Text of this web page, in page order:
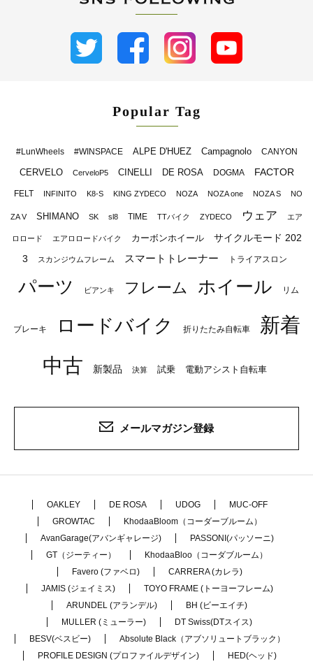
Popular Tag
#LunWheels #WINSPACE ALPE D'HUEZ Campagnolo CANYON
CERVELO CerveloP5 CINELLI DE ROSA DOGMA FACTOR
FELT INFINITO K8-S KING ZYDECO NOZA NOZA one NOZA S NO
ZA V SHIMANO SK sl8 TIME TTバイク ZYDECO ウェア エア
ロロード エアロロードバイク カーボンホイール
サイクルモード 202
3
スカンジウムフレーム スマートトレーナー トライアスロン
パーツ ビアンキ フレーム ホイール リム
ブレーキ ロードバイク 折りたたみ自転車
新着
中古
新製品 決算 試乗 電動アシスト自転車
メールマガジン登録
OAKLEY DE ROSA UDOG
MUC-OFF
GROWTAC
KhodaaBloom（コーダーブルーム）
AvanGarage(アバンギャレージ)
PASSONI(パッソーニ)
GT（ジーティー）
KhodaaBloo（コーダブルーム）
Favero (ファベロ)
CARRERA (カレラ)
JAMIS (ジェイミス)
TOYO FRAME (トーヨーフレーム)
ARUNDEL (アランデル)
BH (ビーエイチ)
MULLER (ミューラー)
DT Swiss(DTスイス)
BESV(ベスビー)
Absolute Black（アブソリュートブラック）
PROFILE DESIGN (プロファイルデザイン)
HED(ヘッド)